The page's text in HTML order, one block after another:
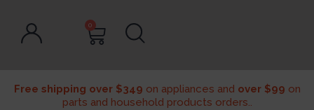
0
Free shipping over $349 on appliances and over $99 on
parts and household products orders..